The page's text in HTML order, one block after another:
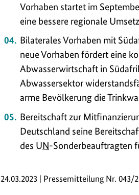
Vorhaben startet im
eine bessere regionale
Bilaterales Vorhaben mit
neue Vorhaben fördert eine
Abwasserwirtschaft in
Abwassersektor
arme Bevölkerung die
Bereitschaft zur
Deutschland seine
des UN-Sonderbeauftragten
24.03.2023 | Pressemitteilung Nr. 043/